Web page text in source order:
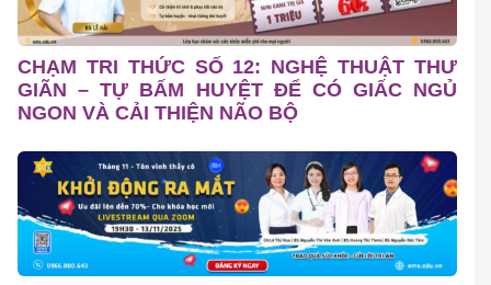
CHẠM TRI THỨC SỐ 12: NGHỆ THUẬT THƯ
GIÃN – TỰ BẤM HUYỆT ĐỂ CÓ GIẤC NGỦ
NGON VÀ CẢI THIỆN NÃO BỘ